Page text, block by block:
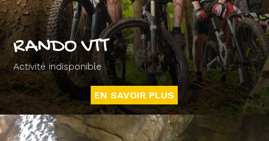
RANDO VTT
Activité indisponible
EN SAVOIR PLUS